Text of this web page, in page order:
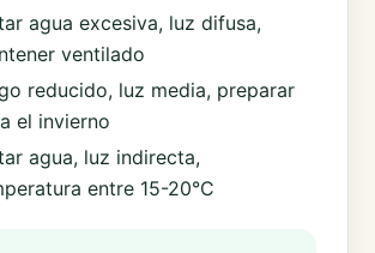
agua excesiva, luz difusa,
ventilado
reducido, luz media, preparar
el invierno
agua, luz indirecta,
entre 15-20°C